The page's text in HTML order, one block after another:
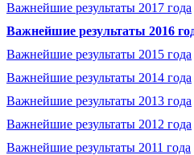
Важнейшие результаты 2017 года
Важнейшие результаты 2016
Важнейшие результаты 2015 года
Важнейшие результаты 2014 года
Важнейшие результаты 2013 года
Важнейшие результаты 2012 года
Важнейшие результаты 2011 года